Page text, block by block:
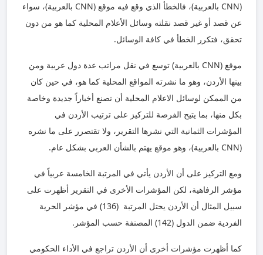
(
CNN بالعربية)، فالخطأ الذي وقع فيه موقع (CNN بالعربية)، سواء
عن قصد أو غير قصد نقلته وسائل الأعلام المحلية كما هو من دون
تحقق، فتكرر الخطأ في كافة الوسائل.
موقع (CNN بالعربية) توسع في نقل مراتب عدة دول عربية ومن
بينها الأردن، وهو ما نشرته المواقع المحلية كما هو، في حين كان
من الممكن لوسائل الاعلام المحلية أن تصنع أخباراً جديدة وخاصة
بكل منها، بما يتيح الفرصة للتركيز على ترتيب الأردن في
المؤشرات الثمانية التي نشرها التقرير، ولا تقتصرر على ما نشره
(
CNN بالعربية)، وهو موقع يهتم بالشأن العربي بشكل عام.
ومع التركيز على أن الأردن يأتي في المرتبة الخامسة عربياً في
مؤشر الرفاهية، لكن المؤشرات الأخرى في التقرير أظهرت على
سبيل المثال أن الأردن يحتل المرتبة (136) في مؤشر الحرية
الفردية ضمن الدول (142) المصنفة حسب المؤشر.
كما أظهرت مؤشرات أخرى أن الأردن تراجع في الأداء الحكومي